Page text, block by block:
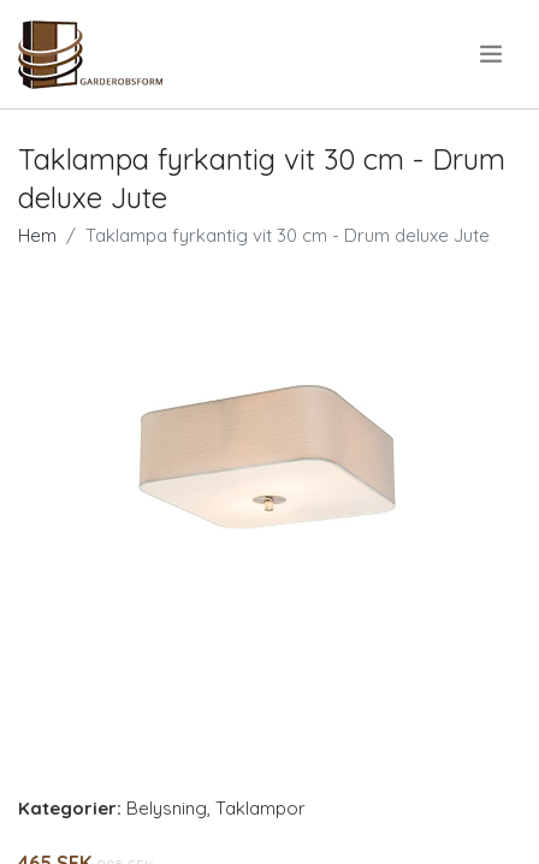
Taklampa fyrkantig vit 30 cm - Drum
deluxe Jute
Hem Taklampa fyrkantig vit 30 cm - Drum deluxe Jute
Kategorier: Belysning, Taklampor